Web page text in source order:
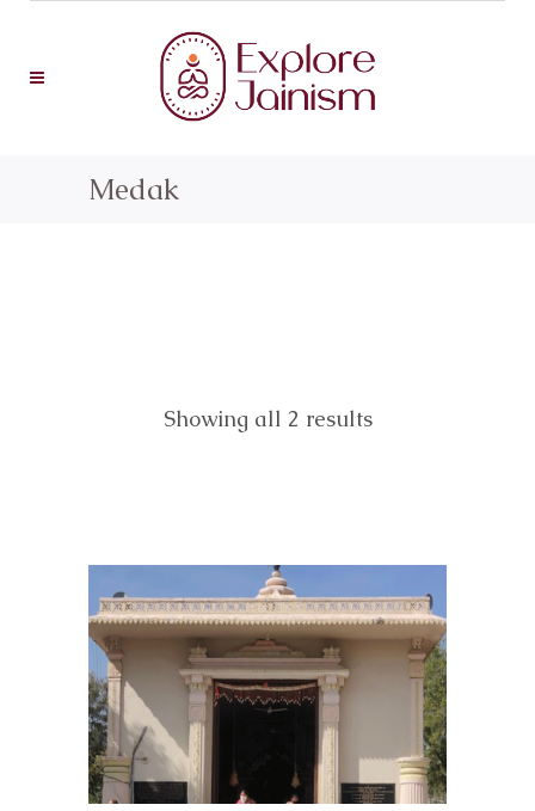
Medak
Showing all 2 results